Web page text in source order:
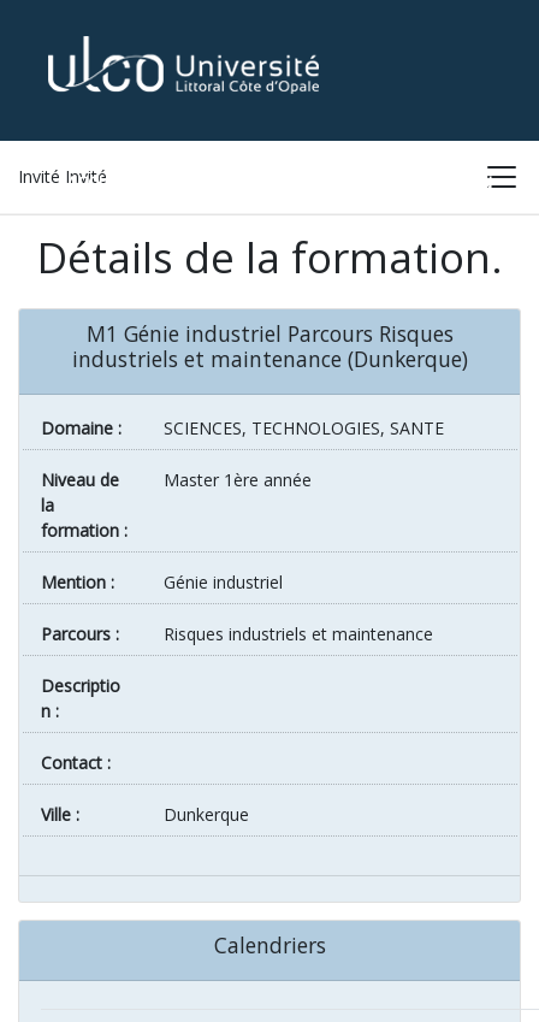
Invité Invité
ACCUEIL CONNEXION
Détails de la formation.
M1 Génie industriel Parcours Risques
industriels et maintenance (Dunkerque)
Domaine : SCIENCES, TECHNOLOGIES, SANTE
Niveau de
la
formation :
Master 1ère année
Mention : Génie industriel
Parcours : Risques industriels et maintenance
Descriptio
n :
Contact :
ville : Dunkerque
Calendriers